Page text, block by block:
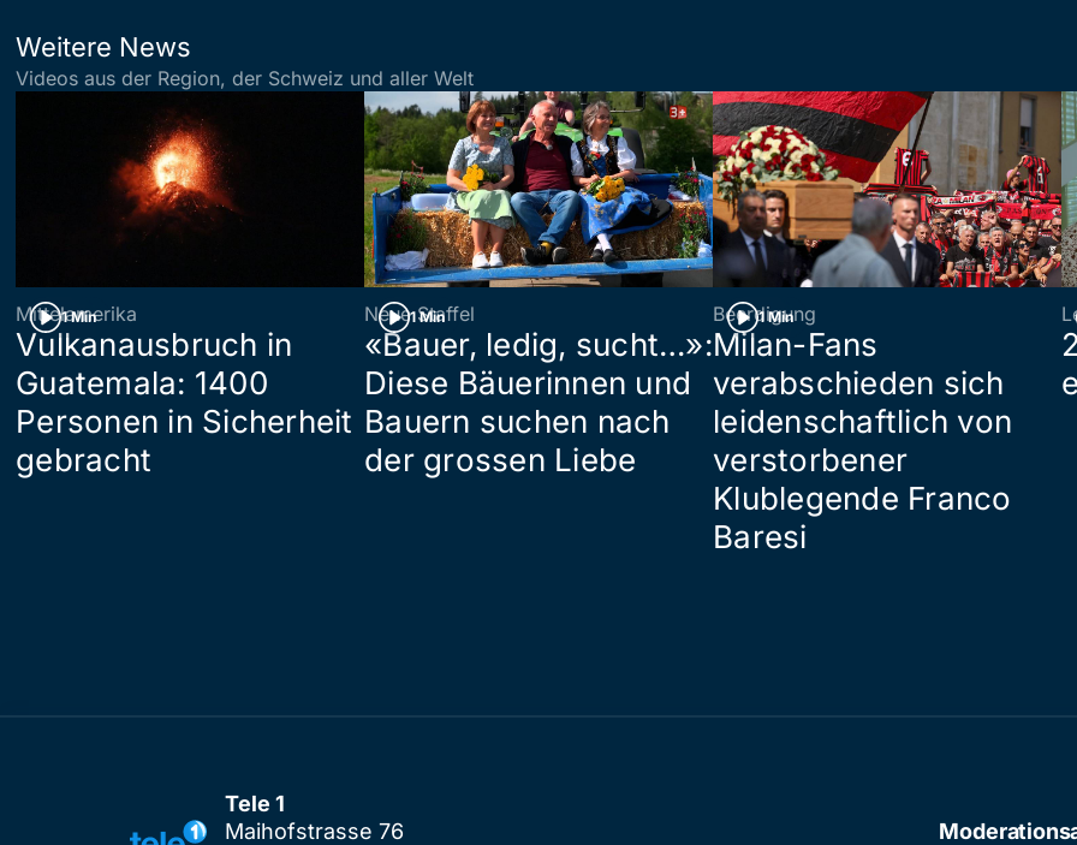
Weitere News
Videos aus der Region, der Schweiz und aller Welt
1 Min
Mittelamerika
Vulkanausbruch in
Guatemala: 1400
Personen in Sicherheit
gebracht
1 Min
Neue Staffel
«Bauer, ledig, sucht…»:
Diese Bäuerinnen und
Bauern suchen nach
der grossen Liebe
1 Min
Beerdigung
Milan-Fans
verabschieden sich
leidenschaftlich von
verstorbener
Klublegende Franco
Baresi
Tele 1
Maihofstrasse 76